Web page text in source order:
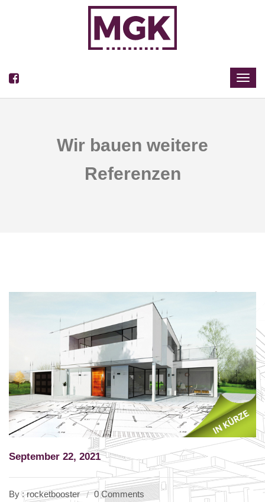
Wir bauen weitere
Referenzen
September 22, 2021
By : rocketbooster 0 Comments